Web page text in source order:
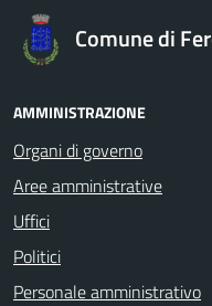
Comune di
AMMINISTRAZIONE
Organi di governo
Aree amministrative
Uffici
Politici
Personale amministrativo